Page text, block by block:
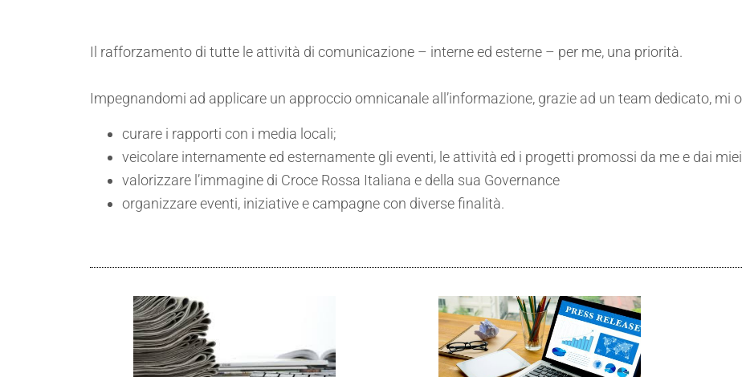
Il rafforzamento di tutte le attività di comunicazione – interne ed esterne – per me, una priorità.
Impegnandomi ad applicare un approccio omnicanale all’informazione, grazie ad un team dedicato, mi
curare i rapporti con i media locali;
veicolare internamente ed esternamente gli eventi, le attività ed i progetti promossi da me e dai
valorizzare l’immagine di Croce Rossa Italiana e della sua Governance
organizzare eventi, iniziative e campagne con diverse finalità.